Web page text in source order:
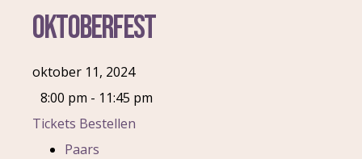
Oktoberfest
oktober 11, 2024
8:00 pm - 11:45 pm
Tickets Bestellen
Paars